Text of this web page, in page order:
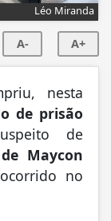
Léo Miranda
A- A+
nesta
de prisão
de
Maycon
no